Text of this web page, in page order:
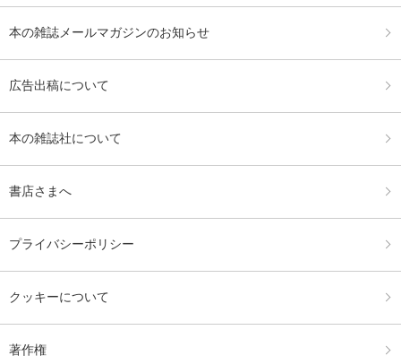
本の雑誌メールマガジンのお知らせ
広告出稿について
本の雑誌社について
書店さまへ
プライバシーポリシー
クッキーについて
著作権